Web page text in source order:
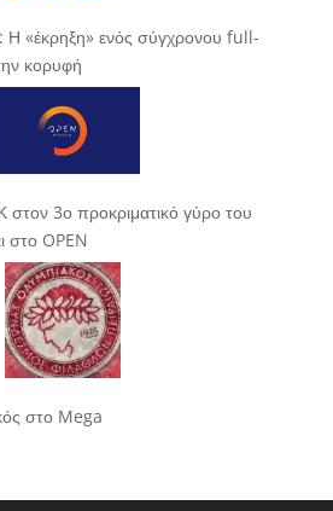
«έκρηξη» ενός σύγχρονου full-
κορυφή
3ο προκριματικό γύρο του
στο OPEN
στο Mega